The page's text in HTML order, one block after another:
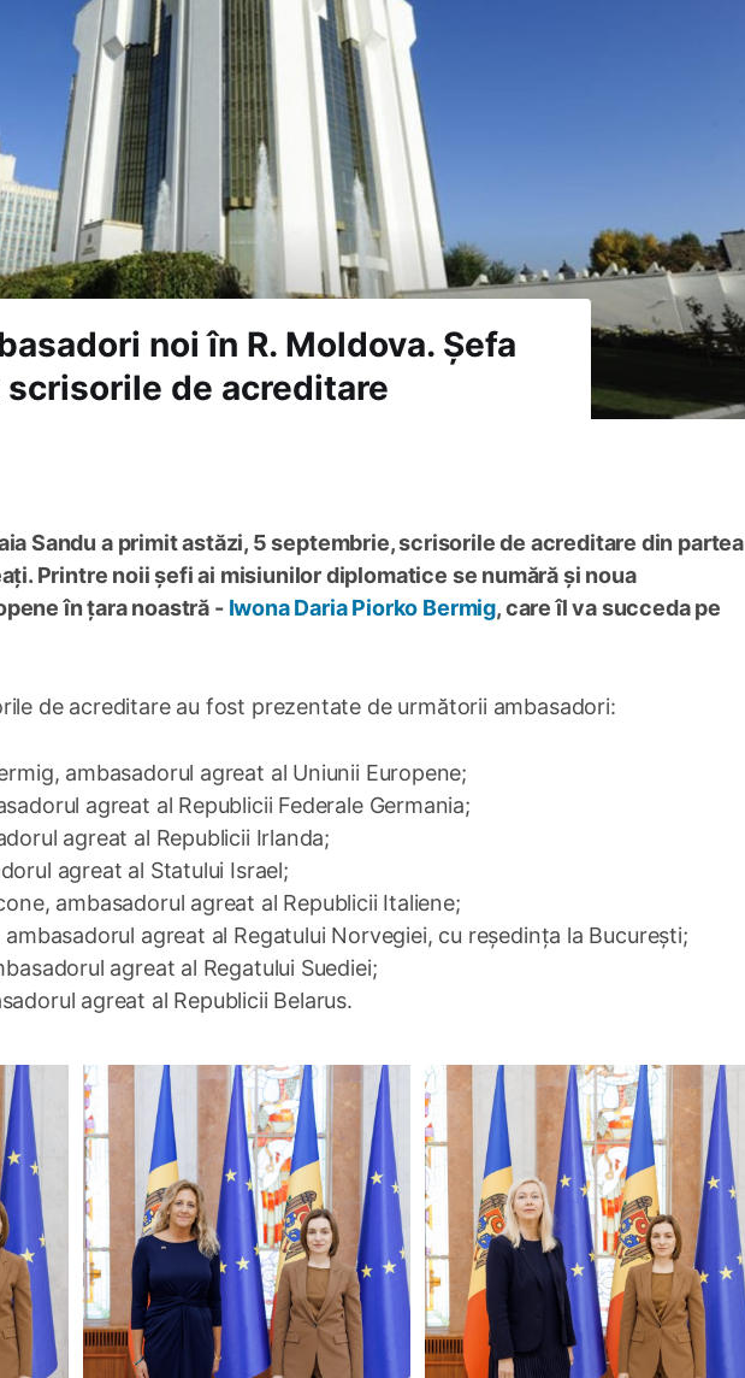
noi în R. Moldova. Șefa
de acreditare
Sandu a primit astăzi, 5 septembrie, scrisorile de acreditare din partea
Printre noii șefi ai misiunilor diplomatice se numără și noua
în țara noastră - Iwona Daria Piorko Bermig, care îl va succeda pe
de acreditare au fost prezentate de următorii ambasadori:
ambasadorul agreat al Uniunii Europene;
agreat al Republicii Federale Germania;
agreat al Republicii Irlanda;
agreat al Statului Israel;
ambasadorul agreat al Republicii Italiene;
agreat al Regatului Norvegiei, cu reședința la București;
agreat al Regatului Suediei;
agreat al Republicii Belarus.